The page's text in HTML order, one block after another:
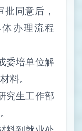
同意后，
办理流程
委培单位解
料。
究生工作部